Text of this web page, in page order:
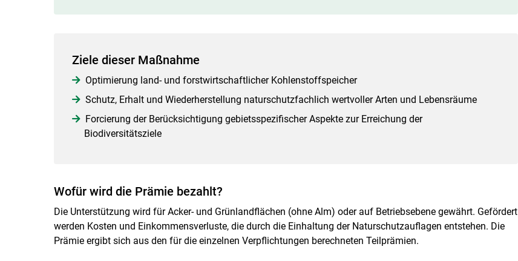
Skip to main content
Ziele dieser Maßnahme
Optimierung land- und forstwirtschaftlicher Kohlenstoffspeicher
Schutz, Erhalt und Wiederherstellung naturschutzfachlich wertvoller Arten und Lebensräume
Forcierung der Berücksichtigung gebietsspezifischer Aspekte zur Erreichung der
Biodiversitätsziele
Wofür wird die Prämie bezahlt?
Die Unterstützung wird für Acker- und Grünlandflächen (ohne Alm) oder auf Betriebsebene gewährt. Gefördert
werden Kosten und Einkommensverluste, die durch die Einhaltung der Naturschutzauflagen entstehen. Die
Prämie ergibt sich aus den für die einzelnen Verpflichtungen berechneten Teilprämien.